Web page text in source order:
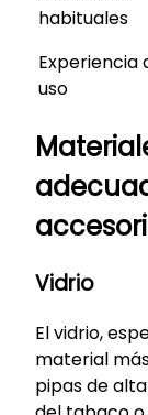
habituales
Experiencia
uso
Vidrio
El vidrio,
material
pipas de